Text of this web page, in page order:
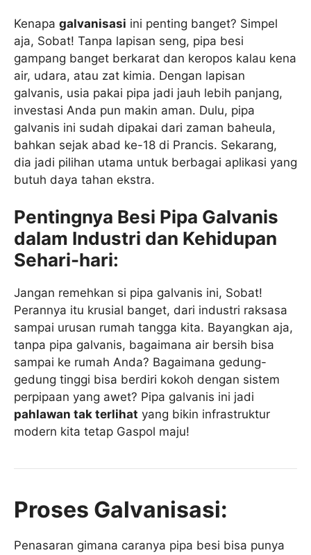
Kenapa galvanisasi ini penting banget? Simpel
aja, Sobat! Tanpa lapisan seng, pipa besi
gampang banget berkarat dan keropos kalau kena
air, udara, atau zat kimia. Dengan lapisan
galvanis, usia pakai pipa jadi jauh lebih panjang,
investasi Anda pun makin aman. Dulu, pipa
galvanis ini sudah dipakai dari zaman baheula,
bahkan sejak abad ke-18 di Prancis. Sekarang,
dia jadi pilihan utama untuk berbagai aplikasi yang
butuh daya tahan ekstra.
Pentingnya Besi Pipa Galvanis
dalam Industri dan Kehidupan
Sehari-hari:
Jangan remehkan si pipa galvanis ini, Sobat!
Perannya itu krusial banget, dari industri raksasa
sampai urusan rumah tangga kita. Bayangkan aja,
tanpa pipa galvanis, bagaimana air bersih bisa
sampai ke rumah Anda? Bagaimana gedung-
gedung tinggi bisa berdiri kokoh dengan sistem
perpipaan yang awet? Pipa galvanis ini jadi
pahlawan tak terlihat yang bikin infrastruktur
modern kita tetap Gaspol maju!
Proses Galvanisasi:
Penasaran gimana caranya pipa besi bisa punya